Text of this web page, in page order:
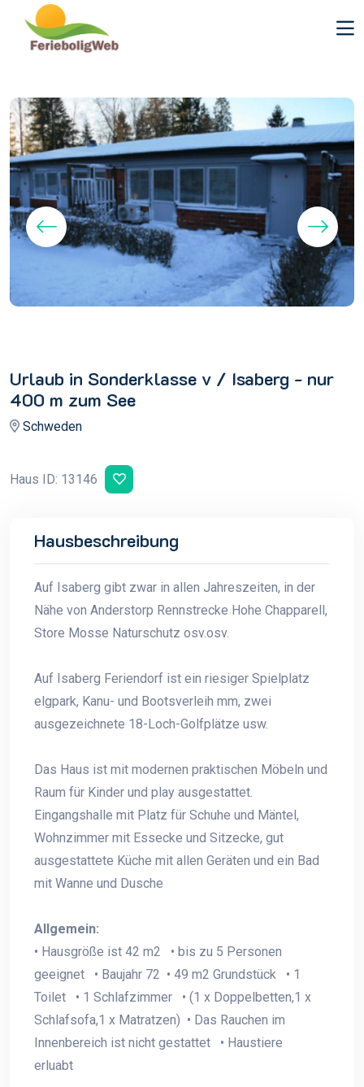
Urlaub in Sonderklasse v / Isaberg - nur
400 m zum See
Schweden
Haus ID: 13146
Hausbeschreibung
Auf Isaberg gibt zwar in allen Jahreszeiten, in der
Nähe von Anderstorp Rennstrecke Hohe Chapparell,
Store Mosse Naturschutz osv.osv.
Auf Isaberg Feriendorf ist ein riesiger Spielplatz
elgpark, Kanu- und Bootsverleih mm, zwei
ausgezeichnete 18-Loch-Golfplätze usw.
Das Haus ist mit modernen praktischen Möbeln und
Raum für Kinder und play ausgestattet.
Eingangshalle mit Platz für Schuhe und Mäntel,
Wohnzimmer mit Essecke und Sitzecke, gut
ausgestattete Küche mit allen Geräten und ein Bad
mit Wanne und Dusche
Allgemein:
• Hausgröße ist 42 m2 • bis zu 5 Personen
geeignet • Baujahr 72 • 49 m2 Grundstück • 1
Toilet • 1 Schlafzimmer • (1 x Doppelbetten,1 x
Schlafsofa,1 x Matratzen) • Das Rauchen im
Innenbereich ist nicht gestattet • Haustiere
erluabt